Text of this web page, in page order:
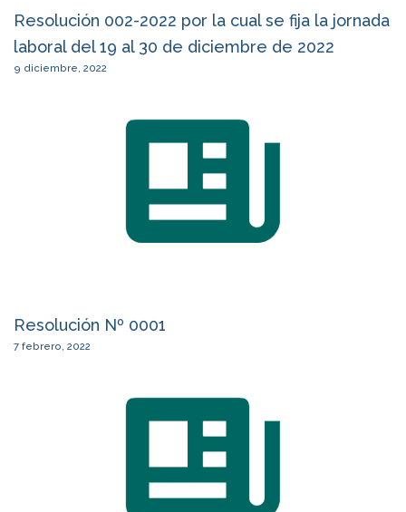
Resolución 002-2022 por la cual se fija la jornada
laboral del 19 al 30 de diciembre de 2022
9 diciembre, 2022
Resolución Nº 0001
7 febrero, 2022